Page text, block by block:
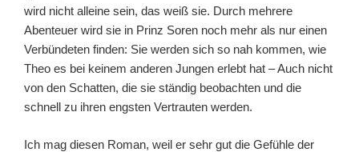
wird nicht alleine sein, das weiß sie. Durch mehrere
Abenteuer wird sie in Prinz Soren noch mehr als nur einen
Verbündeten finden: Sie werden sich so nah kommen, wie
Theo es bei keinem anderen Jungen erlebt hat – Auch nicht
von den Schatten, die sie ständig beobachten und die
schnell zu ihren engsten Vertrauten werden.
Ich mag diesen Roman, weil er sehr gut die Gefühle der